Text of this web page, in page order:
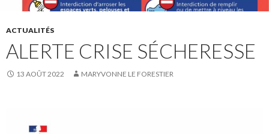
ACTUALITÉS
ALERTE CRISE SÉCHERESSE
13 AOÛT 2022 MARYVONNE LE FORESTIER